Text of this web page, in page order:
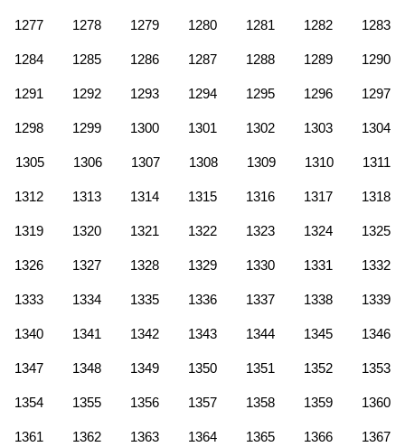
1277 1278 1279 1280 1281 1282 1283
1284 1285 1286 1287 1288 1289 1290
1291 1292 1293 1294 1295 1296 1297
1298 1299 1300 1301 1302 1303 1304
1305 1306 1307 1308 1309 1310 1311
1312 1313 1314 1315 1316 1317 1318
1319 1320 1321 1322 1323 1324 1325
1326 1327 1328 1329 1330 1331 1332
1333 1334 1335 1336 1337 1338 1339
1340 1341 1342 1343 1344 1345 1346
1347 1348 1349 1350 1351 1352 1353
1354 1355 1356 1357 1358 1359 1360
1361 1362 1363 1364 1365 1366 1367